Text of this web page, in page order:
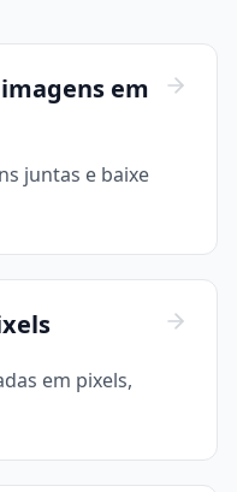
em
juntas e baixe
em pixels,